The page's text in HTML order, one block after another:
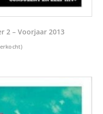
2 – Voorjaar 2013